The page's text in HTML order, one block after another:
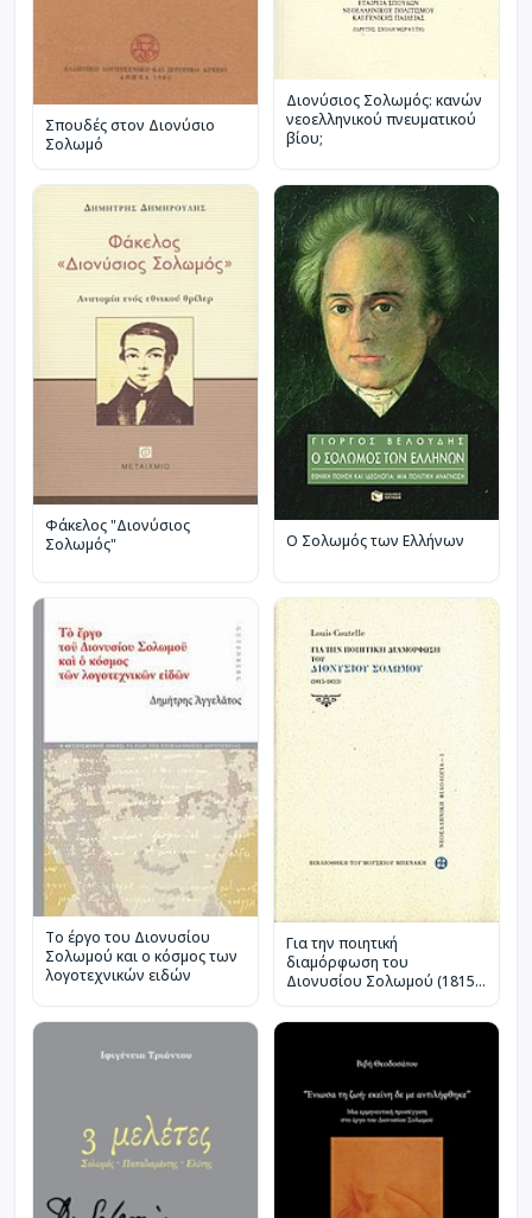
Σπουδές στον Διονύσιο
Σολωμό
Διονύσιος Σολωμός: κανών
νεοελληνικού πνευματικού
βίου;
Φάκελος "Διονύσιος
Σολωμός"
Ο Σολωμός των Ελλήνων
Το έργο του Διονυσίου
Σολωμού και ο κόσμος των
λογοτεχνικών ειδών
Για την ποιητική
διαμόρφωση του
Διονυσίου Σολωμού (1815-